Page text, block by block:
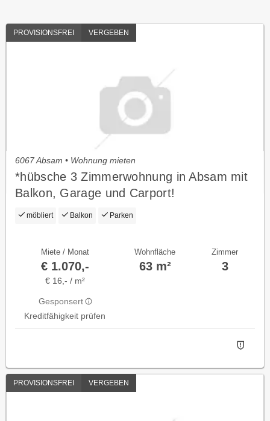
PROVISIONSFREI VERGEBEN
6067 Absam • Wohnung mieten
*hübsche 3 Zimmerwohnung in Absam mit
Balkon, Garage und Carport!
möbliert Balkon Parken
Miete / Monat
€ 1.070,-
€ 16,- / m²
Gesponsert
Kreditfähigkeit prüfen
Wohnfläche
63 m²
Zimmer
3
PROVISIONSFREI VERGEBEN